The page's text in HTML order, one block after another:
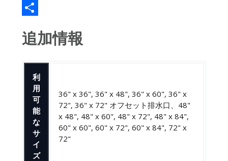
Blogger
有
追加情報
利
用
可
能
な
サ
イ
ズ
36" x 36", 36" x 48", 36" x 60", 36" x
72", 36" x 72" オフセット排水口、48"
x 48", 48" x 60", 48" x 72", 48" x 84",
60" x 60", 60" x 72", 60" x 84", 72" x
72"